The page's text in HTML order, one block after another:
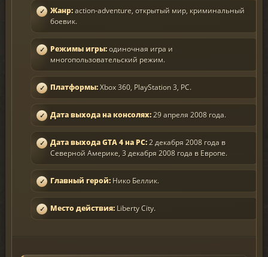
Жанр:action-adventure, открытый мир, криминальный
боевик.
Режимы игры:одиночная игра и
многопользовательский режим.
Платформы:Xbox 360, PlayStation 3, PC.
Дата выхода на консолях:29 апреля 2008 года.
Дата выхода GTA 4 на PC:2 декабря 2008 года в
Северной Америке, 3 декабря 2008 года в Европе.
Главный герой: Нико Беллик.
Место действия: Liberty City.